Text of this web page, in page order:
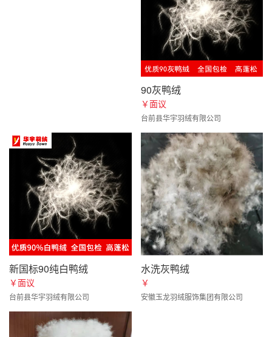
90灰鸭绒
￥面议
台前县华宇羽绒有限公司
新国标90纯白鸭绒
￥面议
台前县华宇羽绒有限公司
水洗灰鸭绒
￥
安徽玉龙羽绒服饰集团有限公司